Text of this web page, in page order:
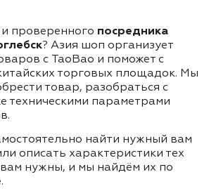
проверенного посредника
? Азия шоп организует
с TaoBao и поможет с
торговых площадок. Мы
товар, разобраться с
техническими параметрами
найти нужный вам
описать характеристики тех
нужны, и мы найдём их по